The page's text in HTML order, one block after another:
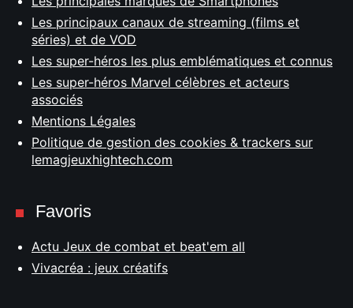
Les principaux canaux de streaming (films et
séries) et de VOD
Les super-héros les plus emblématiques et connus
Les super-héros Marvel célèbres et acteurs
associés
Mentions Légales
Politique de gestion des cookies & trackers sur
lemagjeuxhightech.com
Favoris
Actu Jeux de combat et beat'em all
Vivacréa : jeux créatifs